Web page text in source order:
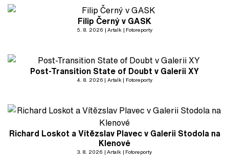
Filip Černý v GASK
5. 8. 2026 Artalk Fotoreporty
Post-Transition State of Doubt v Galerii XY
4. 8. 2026 Artalk Fotoreporty
Richard Loskot a Vítězslav Plavec v Galerii Stodola na
Klenové
3. 8. 2026 Artalk Fotoreporty